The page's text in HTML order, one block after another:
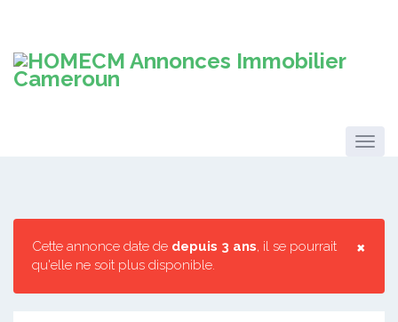
×
Cette annonce date de depuis 3 ans, il se pourrait
qu'elle ne soit plus disponible.